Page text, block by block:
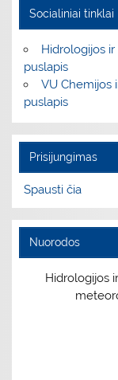
Socialiniai tinklai
Hidrologijos
puslapis
VU Chemijos
puslapis
Prisijungimas
Spausti čia
Nuorodos
Hidrologijos